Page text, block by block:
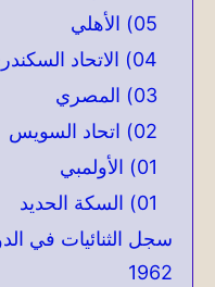
05) الأهلي
04) الاتحاد السكندري
03) المصري
02) اتحاد السويس
01) الأولمبي
01) السكة الحديد
1962